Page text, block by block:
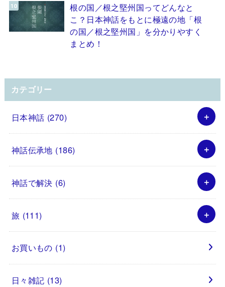
根の国／根之堅州国ってどんなと
こ？日本神話をもとに極遠の地「根
の国／根之堅州国」を分かりやすく
まとめ！
カテゴリー
日本神話 (270)
神話伝承地 (186)
神話で解決 (6)
旅 (111)
お買いもの (1)
日々雑記 (13)